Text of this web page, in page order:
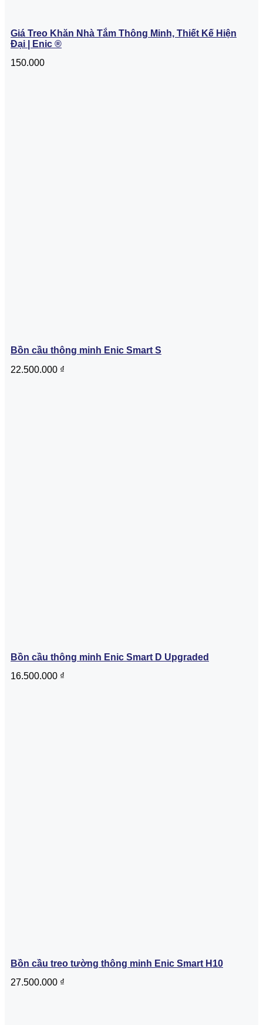
Giá Treo Khăn Nhà Tắm Thông Minh, Thiết Kế Hiện
Đại | Enic ®
150.000
Bồn cầu thông minh Enic Smart S
22.500.000 ₫
Bồn cầu thông minh Enic Smart D Upgraded
16.500.000 ₫
Bồn cầu treo tường thông minh Enic Smart H10
27.500.000 ₫